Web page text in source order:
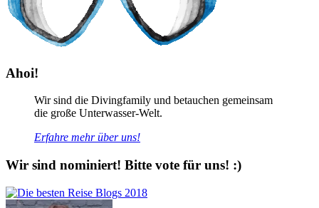
Ahoi!
Wir sind die Divingfamily und betauchen gemeinsam
die große Unterwasser-Welt.
Erfahre mehr über uns!
Wir sind nominiert! Bitte vote für uns! :)